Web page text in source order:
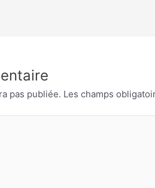
pas publiée. Les champs